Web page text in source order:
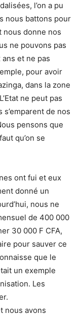
l’on a pu
nous battons pour
nous donne nos
ne pouvons pas
et ne pas
pour avoir
dans la zone
ne peut pas
de nos
pensons que
qu’on se
ont fui et eux
donné un
nous ne
de 400 000
30 000 F CFA,
pour sauver ce
que le
un exemple
Les
nous avons